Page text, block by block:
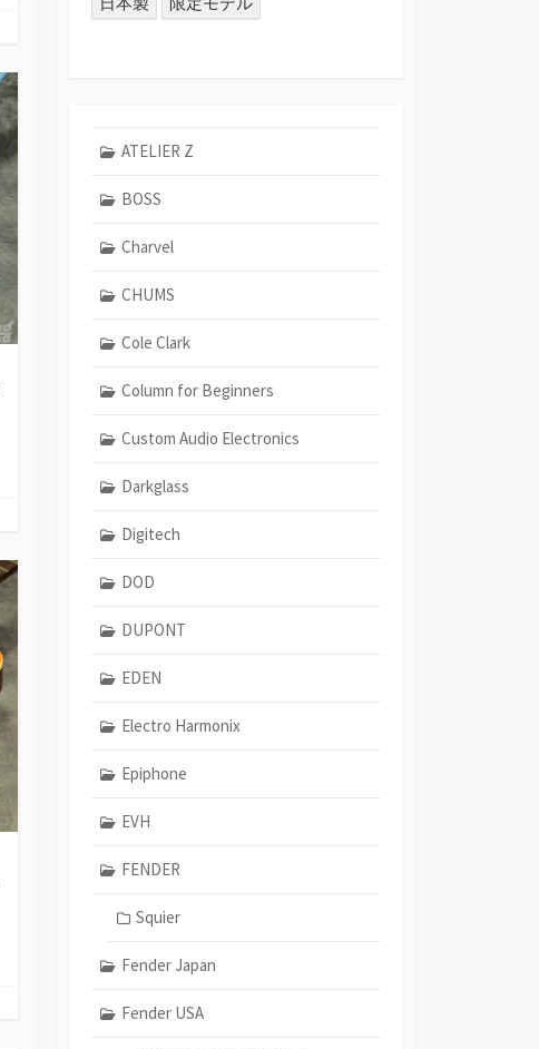
ATELIER Z
BOSS
Charvel
CHUMS
Cole Clark
Column for Beginners
Custom Audio Electronics
Darkglass
Digitech
DOD
DUPONT
EDEN
Electro Harmonix
Epiphone
EVH
FENDER
Squier
Fender Japan
Fender USA